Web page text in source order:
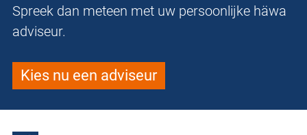
Spreek dan meteen met uw persoonlijke häwa
adviseur.
Kies nu een adviseur